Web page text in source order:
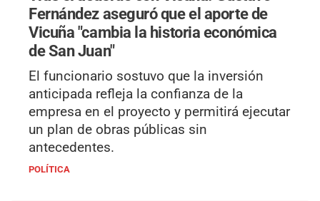
Fernández aseguró que el aporte de
Vicuña "cambia la historia económica
de San Juan"
El funcionario sostuvo que la inversión
anticipada refleja la confianza de la
empresa en el proyecto y permitirá ejecutar
un plan de obras públicas sin
antecedentes.
POLÍTICA